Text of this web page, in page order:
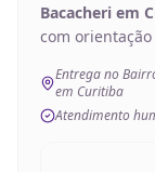
Bacacheri em
com
Entrega no
em Curitiba
Atendimento